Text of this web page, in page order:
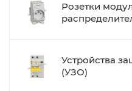
Розетки
Устройства
(УЗО)